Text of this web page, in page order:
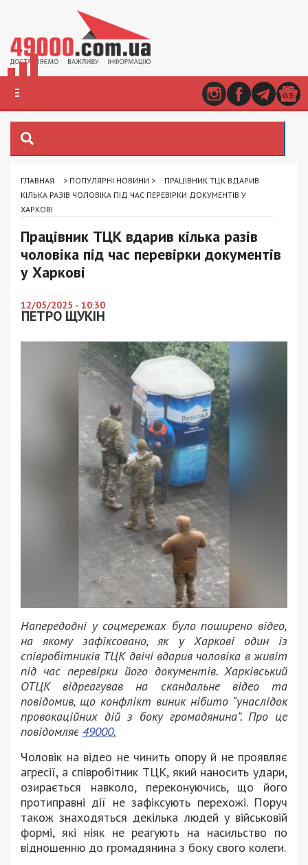
ГЛАВНАЯ > ПОПУЛЯРНІ НОВИНИ >
ПРАЦІВНИК ТЦК ВДАРИВ
КІЛЬКА РАЗІВ ЧОЛОВІКА ПІД ЧАС ПЕРЕВІРКИ ДОКУМЕНТІВ У
ХАРКОВІ
Працівник ТЦК вдарив кілька разів
чоловіка під час перевірки документів
у Харкові
12/05/2025 - 10:30
ПЕТРО ЩУКІН
Напередодні у соцмережах було поширено відео,
на якому зафіксовано, як у Харкові один із
співробітників ТЦК двічі вдарив чоловіка в живіт
під час перевірки його документів. Харківський
ОТЦК відреагував на скандальне відео та
повідомив, що конфлікт виник нібито “унаслідок
провокаційних дій з боку громадянина”. Про це
повідомляє 49000.
Чоловік на відео не чинить опору й не проявляє
агресії, а співробітник ТЦК, який наносить удари,
озирається навколо, переконуючись, що його
протиправні дії не зафіксують перехожі. Поруч
також знаходяться декілька людей у військовій
формі, які ніяк не реагують на насильство по
відношенню до громадянина з боку свого колеги.